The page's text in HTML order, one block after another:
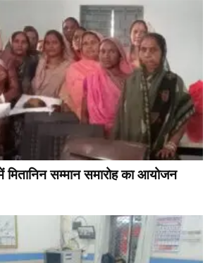
मितानिन सम्मान समारोह का आयोजन